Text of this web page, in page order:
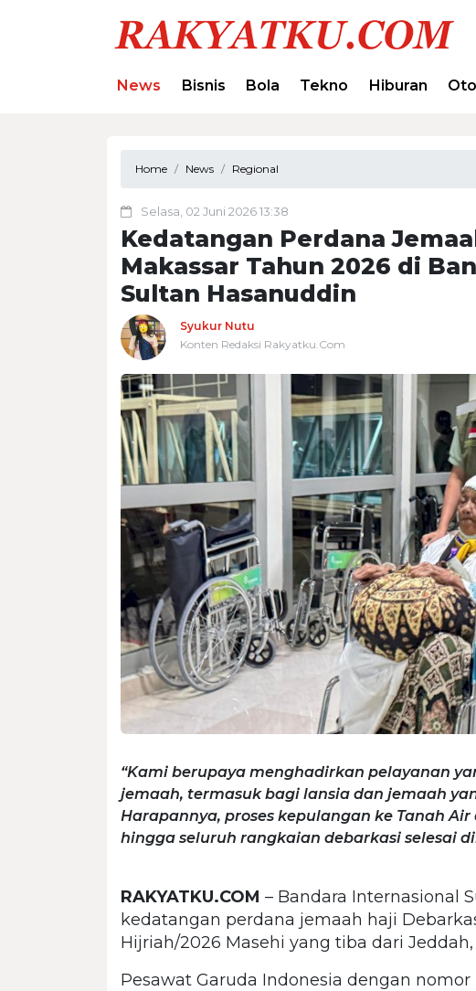
News Bisnis Bola Tekno Hiburan
Home News Regional
Selasa, 02 Juni 2026 13:38
Kedatangan Perdana
Makassar Tahun 2026 di
Sultan Hasanuddin
Syukur Nutu
Konten Redaksi Rakyatku.Com
“Kami berupaya menghadirkan pelayanan
jemaah, termasuk bagi lansia dan jemaah
Harapannya, proses kepulangan ke Tanah
hingga seluruh rangkaian debarkasi selesai
RAKYATKU.COM – Bandara Internasional
kedatangan perdana jemaah haji
Hijriah/2026 Masehi yang tiba dari Jeddah,
Pesawat Garuda Indonesia dengan